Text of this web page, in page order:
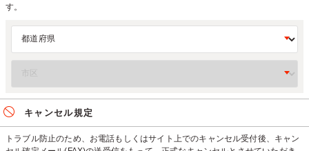
す。
キャンセル規定
トラブル防止のため、お電話もしくはサイト上でのキャンセル受付後、キャン